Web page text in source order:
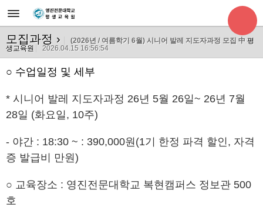
모집과정 › (2026년 / 여름학기 6월) 시니어 발레 지도자과정 모집 中 평
생교육원
2026.04.15 16:56:54
○ 수업일정 및 세부
* 시니어 발레 지도자과정 26년 5월 26일~ 26년 7월
28일 (화요일, 10주)
- 야간 : 18:30 ~ : 390,000원(1기 한정 파격 할인, 자격
증 발급비 만원)
○ 교육장소 : 영진전문대학교 복현캠퍼스 정보관 500
호